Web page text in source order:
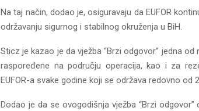
Na taj način, dodao je, osiguravaju da EUFOR
održavanju sigurnog i stabilnog okruženja u BiH.
Sticz je kazao je da vježba “Brzi odgovor” jedna od
raspoređene na području operacija, kao i za
EUFOR-a svake godine koji se održava redovno od
Dodao je da se ovogodišnja vježba “Brzi